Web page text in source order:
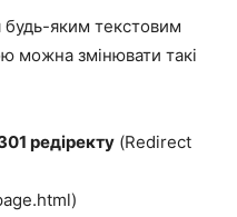
будь-яким текстовим
можна змінювати такі
редіректу (Redirect